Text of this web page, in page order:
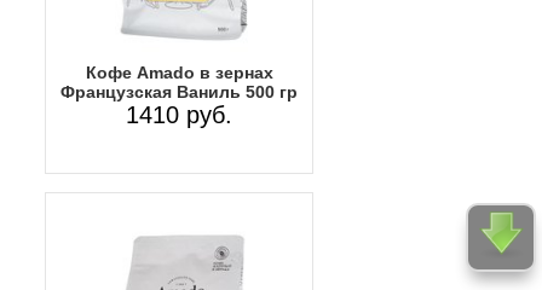
Кофе Amado в зернах
Французская Ваниль 500 гр
1410 руб.